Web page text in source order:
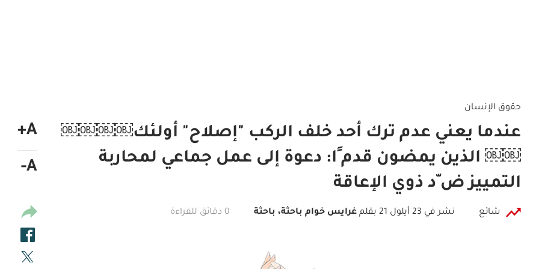
حقوق الإنسان
عندما يعني عدم ترك أحد خلف الركب "إصلاح" أولئك￼￼￼￼
￼￼ الذين يمضون قدم ًا: دعوة إلى عمل جماعي لمحاربة
التمييز ض ّد ذوي الإعاقة
شائع نشر في 23 أيلول 21 بقلمغرايس خوام باحثة، باحثة 0 دقائق للقراءة
A+
A-